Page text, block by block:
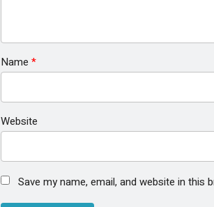
Name *
Website
Save my name, email, and website in